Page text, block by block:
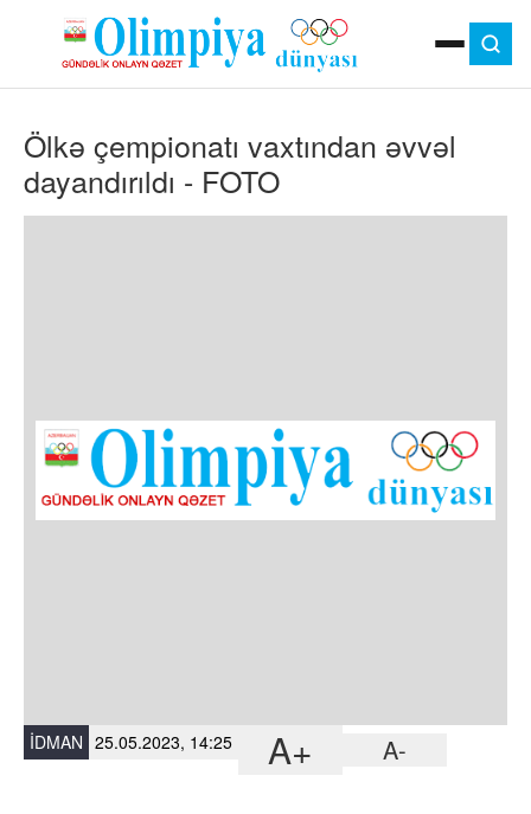
MOK
OLIMPIYA OYUNLARI
ÇAP VERSIYASI
TV
DIGƏR
Ölkə çempionatı vaxtından əvvəl
dayandırıldı - FOTO
İDMAN 25.05.2023, 14:25 A+ A-